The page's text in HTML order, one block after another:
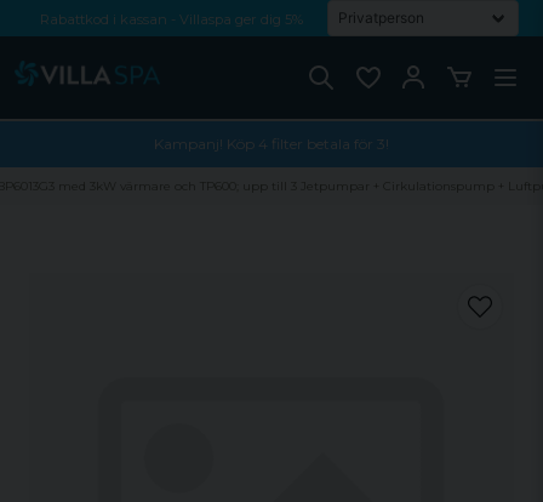
Rabattkod i kassan - Villaspa ger dig 5%
Kampanj! Köp 4 filter betala för 3!
med 3kW värmare och TP600; upp till 3 Jetpumpar + Cirkulationspump +